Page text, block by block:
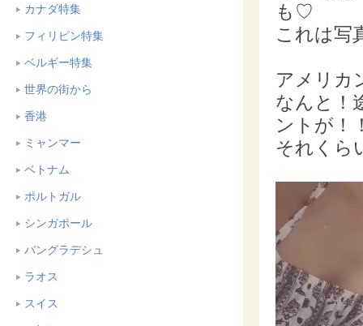
カナダ特集
フィリピン特集
ベルギー特集
世界の街から
香港
ミャンマー
ベトナム
ポルトガル
シンガポール
バングラデシュ
ラオス
スイス
も♡
これは写
アメリカ
なんと！
ントが！
それくら